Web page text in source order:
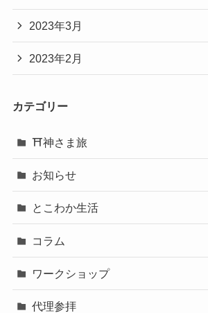
2023年3月
2023年2月
カテゴリー
⛩神さま旅
お知らせ
とこわか生活
コラム
ワークショップ
代理参拝